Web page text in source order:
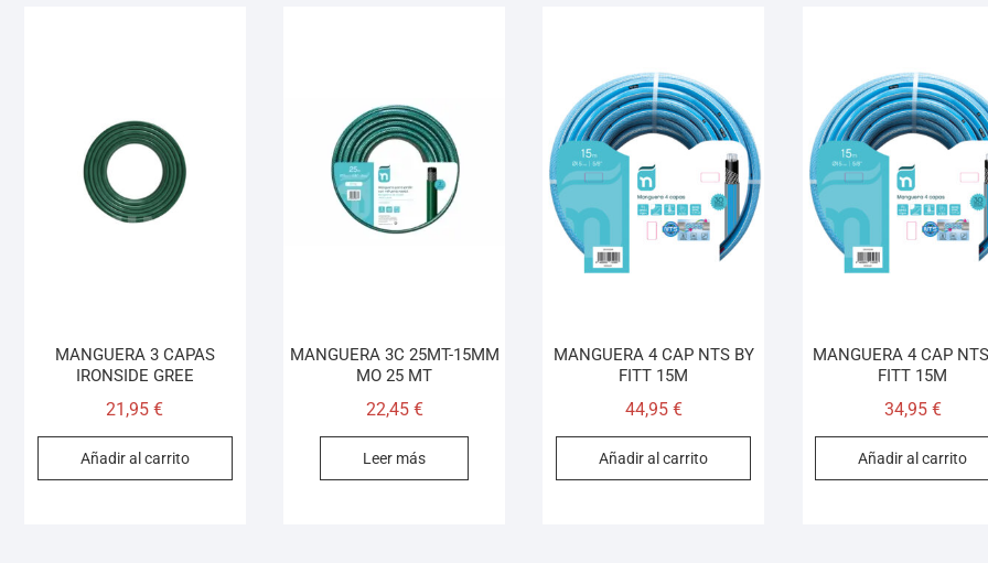
MANGUERA 3 CAPAS
IRONSIDE GREE
21,95€
Añadir al carrito
MANGUERA 3C 25MT-15MM
MO 25 MT
22,45 €
Leer más
MANGUERA 4 CAP NTS BY
FITT 15M
44,95 €
Añadir al carrito
MANGUERA 4 CAP
FITT 15M
34,95 €
Añadir al carrito